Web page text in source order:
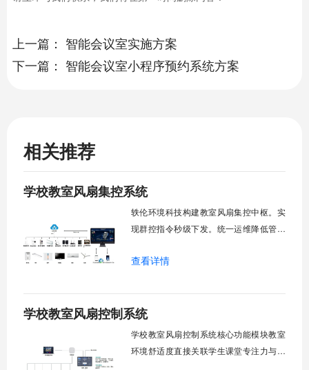
上一篇： 智能会议室实施方案
下一篇： 智能会议室小程序预约系统方案
相关推荐
学校教室风扇集控系统
轶伦环境科技构建教室风扇集控中枢。实
现群控指令秒级下发。统一运维降低管理
巡检盲区。保障教学环境温湿度适宜。数
块清单：远程集中控制。智能定时调度。
环境自适应调节。能耗监测统计。故障预
查看详情
学校教室风扇控制系统
学校教室风扇控制系统核心功能模块教室
环境舒适度直接关联学生课堂专注力与学